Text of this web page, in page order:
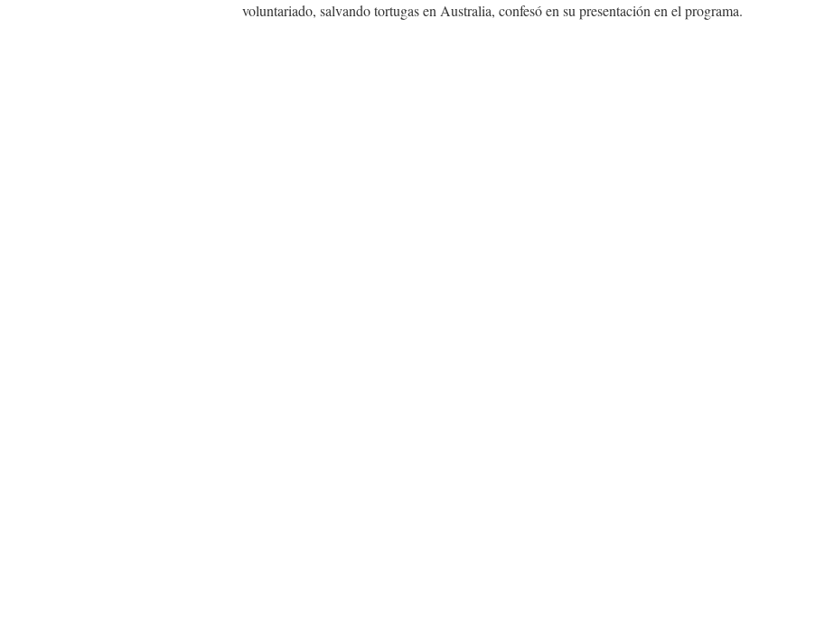
voluntariado, salvando tortugas en Australia, confesó en su presentación en el programa.